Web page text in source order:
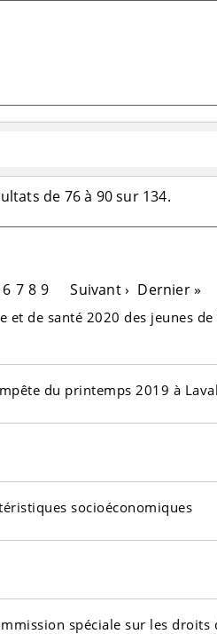
de 76 à 90 sur 134.
6 7 8 9 Suivant › Dernier »
et de santé 2020 des jeunes
du printemps 2019 à
socioéconomiques
spéciale sur les droits